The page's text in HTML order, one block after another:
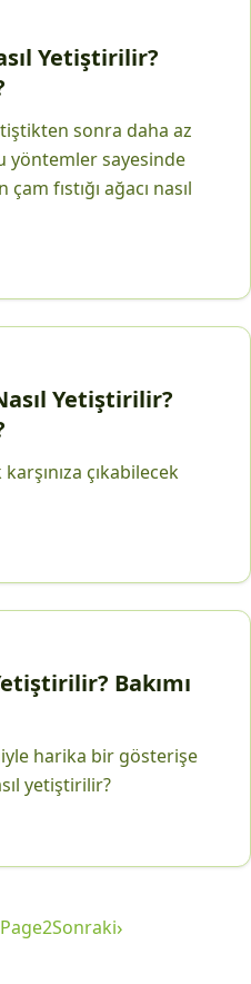
Yetiştirilir?
sonra daha az
yöntemler sayesinde
fıstığı ağacı nasıl
Yetiştirilir?
çıkabilecek
Bakımı
harika bir gösterişe
yetiştirilir?
Page2Sonraki›